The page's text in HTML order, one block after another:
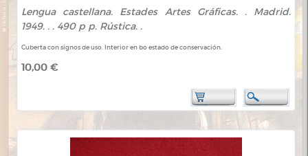
Lengua castellana. Estades Artes Gráficas. . Madrid.
1949. . . 490 p p. Rústica. .
Cuberta con signos de uso. Interior en bo estado de conservación.
10,00 €